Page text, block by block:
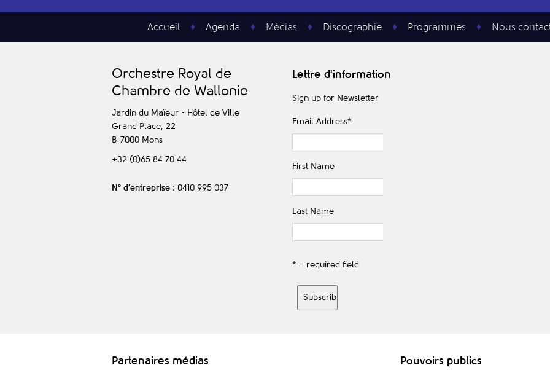
Accueil Agenda Médias Discographie Programmes Nous
Orchestre Royal de
Chambre de Wallonie
Jardin du Maïeur - Hôtel de Ville
Grand Place, 22
B-7000 Mons
+32 (0)65 84 70 44
N° d’entreprise : 0410 995 037
Lettre d'information
Sign up for Newsletter
Email Address*
First Name
Last Name
* = required field
Partenaires médias Pouvoirs publics